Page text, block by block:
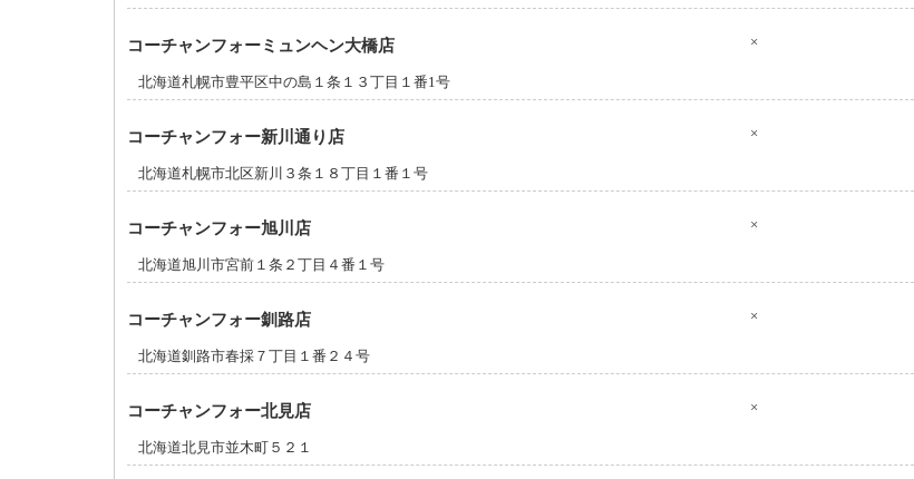
コーチャンフォーミュンヘン大橋店 ×
北海道札幌市豊平区中の島１条１３丁目１番1号
コーチャンフォー新川通り店 ×
北海道札幌市北区新川３条１８丁目１番１号
コーチャンフォー旭川店 ×
北海道旭川市宮前１条２丁目４番１号
コーチャンフォー釧路店 ×
北海道釧路市春採７丁目１番２４号
コーチャンフォー北見店 ×
北海道北見市並木町５２１